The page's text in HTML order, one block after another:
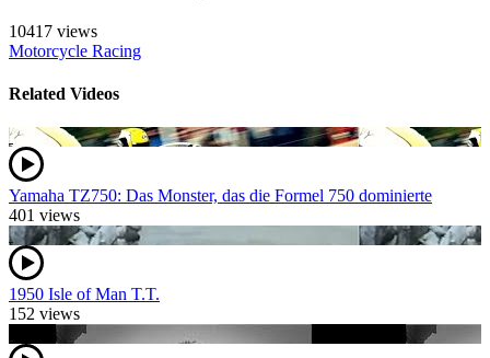
10417 views
Motorcycle Racing
Related Videos
Yamaha TZ750: Das Monster, das die Formel 750 dominierte
401 views
1950 Isle of Man T.T.
152 views